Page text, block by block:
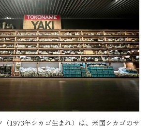
（1973年シカゴ生まれ）は、米国シカゴのサ